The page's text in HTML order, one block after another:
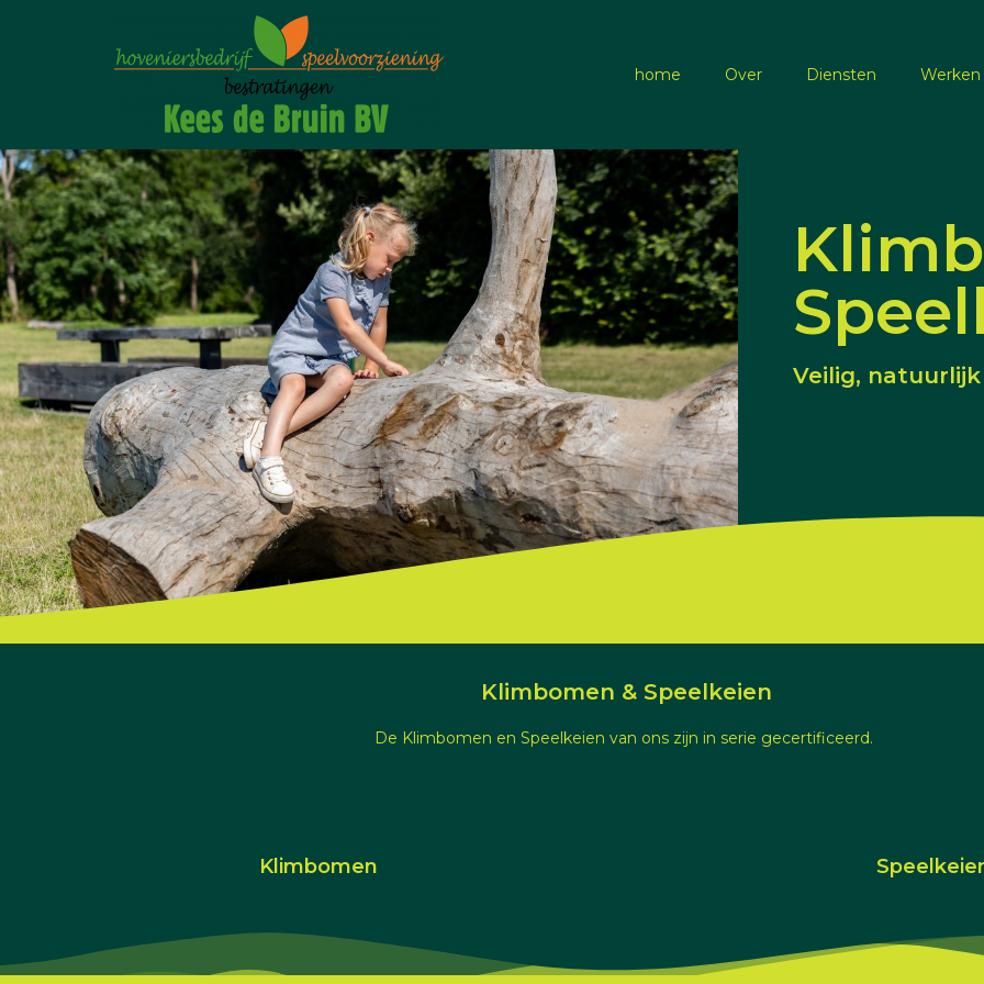
home Over Diensten Werken
Veilig,
Klimbomen & Speelkeien
De Klimbomen en Speelkeien van ons zijn in serie gecertificeerd.
Klimbomen